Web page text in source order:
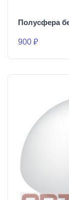
Полусфера
900 ₽